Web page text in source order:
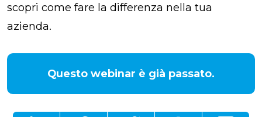
scopri come fare la differenza nella tua
azienda.
Questo webinar è già passato.